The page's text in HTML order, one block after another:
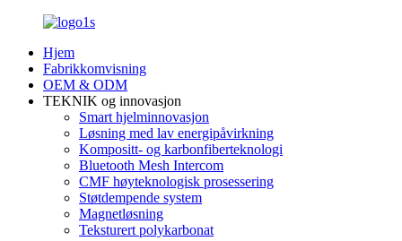
Hjem
Fabrikkomvisning
OEM & ODM
TEKNIK og innovasjon
Smart hjelminnovasjon
Løsning med lav energipåvirkning
Kompositt- og karbonfiberteknologi
Bluetooth Mesh Intercom
CMF høyteknologisk prosessering
Støtdempende system
Magnetløsning
Teksturert polykarbonat